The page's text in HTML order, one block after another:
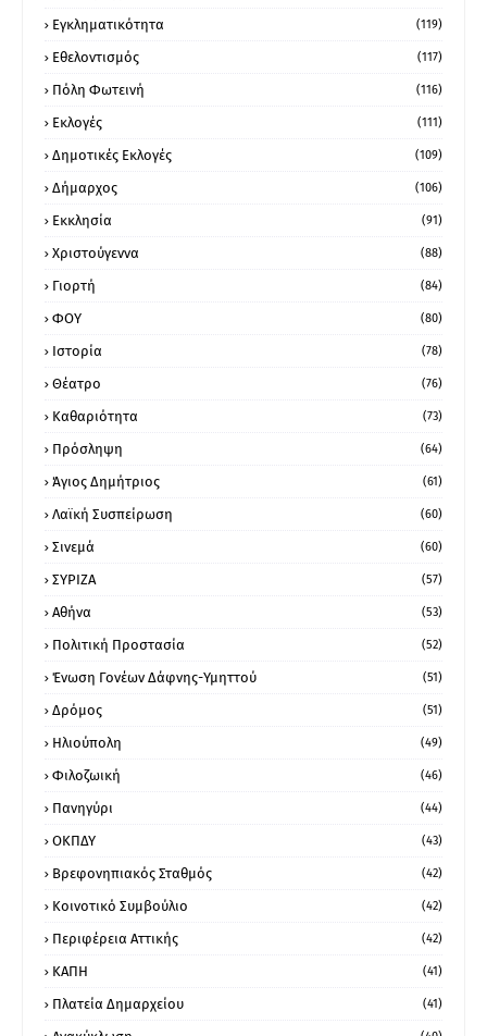
Εγκληματικότητα (119)
Εθελοντισμός (117)
Πόλη Φωτεινή (116)
Εκλογές (111)
Δημοτικές Εκλογές (109)
Δήμαρχος (106)
Εκκλησία (91)
Χριστούγεννα (88)
Γιορτή (84)
ΦΟΥ (80)
Ιστορία (78)
Θέατρο (76)
Καθαριότητα (73)
Πρόσληψη (64)
Άγιος Δημήτριος (61)
Λαϊκή Συσπείρωση (60)
Σινεμά (60)
ΣΥΡΙΖΑ (57)
Αθήνα (53)
Πολιτική Προστασία (52)
Ένωση Γονέων Δάφνης-Υμηττού (51)
Δρόμος (51)
Ηλιούπολη (49)
Φιλοζωική (46)
Πανηγύρι (44)
ΟΚΠΔΥ (43)
Βρεφονηπιακός Σταθμός (42)
Κοινοτικό Συμβούλιο (42)
Περιφέρεια Αττικής (42)
ΚΑΠΗ (41)
Πλατεία Δημαρχείου (41)